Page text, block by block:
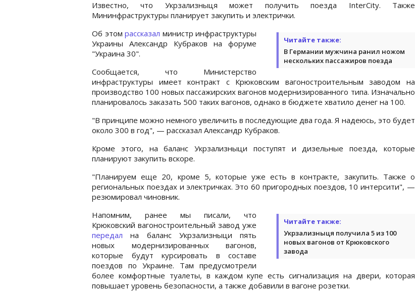
Известно, что Укрзализныця может получить поезда InterCity. Также
Мининфраструктуры планирует закупить и электрички.
Читайте также:
В Германии мужчина ранил ножом
нескольких пассажиров поезда
Об этом рассказал министр инфраструктуры
Украины Александр Кубраков на форуме
"Украина 30".
Сообщается, что Министерство
инфраструктуры имеет контракт с Крюковским вагоностроительным заводом на
производство 100 новых пассажирских вагонов модернизированного типа. Изначально
планировалось заказать 500 таких вагонов, однако в бюджете хватило денег на 100.
"В принципе можно немного увеличить в последующие два года. Я надеюсь, это будет
около 300 в год", — рассказал Александр Кубраков.
Кроме этого, на баланс Укрзализныци поступят и дизельные поезда, которые
планируют закупить вскоре.
"Планируем еще 20, кроме 5, которые уже есть в контракте, закупить. Также о
региональных поездах и электричках. Это 60 пригородных поездов, 10 интерсити", —
резюмировал чиновник.
Читайте также:
Укрзализныця получила 5 из 100
новых вагонов от Крюковского
завода
Напомним, ранее мы писали, что
Крюковский вагоностроительный завод уже
передал на баланс Укрзализныци пять
новых модернизированных вагонов,
которые будут курсировать в составе
поездов по Украине. Там предусмотрели
более комфортные туалеты, в каждом купе есть сигнализация на двери, которая
повышает уровень безопасности, а также добавили в вагоне розетки.